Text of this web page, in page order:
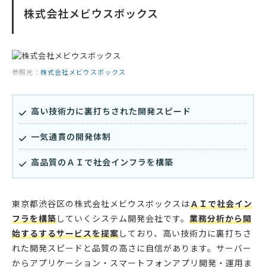
株式会社メビウスボックス
参照元： 株式会社メビウスボックス
高い技術力に裏打ちされた開発スピード
一気通貫の開発体制
高品質のＡＩで社会インフラを構築
東京都渋谷区の株式会社メビウスボックスはＡＩで社会イン
フラを構築していくシステム開発会社です。 業務分析から開
始するするサービスを提案しており、高い技術力に裏打ちさ
れた開発スピードと品質の高さに自信があります。サーバー
からアプリケーション・スマートフォンアプリ開発・運用ま